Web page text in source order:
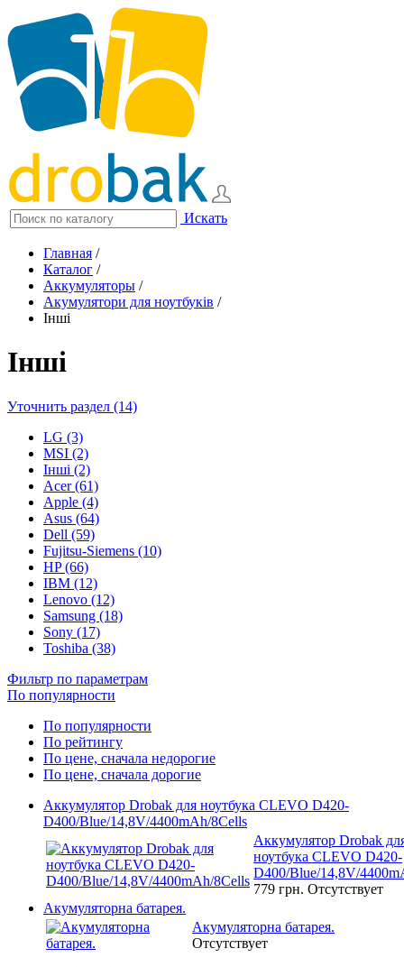
Искать
Главная /
Каталог /
Аккумуляторы /
Акумулятори для ноутбуків /
Інші
Інші
Уточнить раздел (14)
LG (3)
MSI (2)
Інші (2)
Acer (61)
Apple (4)
Asus (64)
Dell (59)
Fujitsu-Siemens (10)
HP (66)
IBM (12)
Lenovo (12)
Samsung (18)
Sony (17)
Toshiba (38)
Фильтр по параметрам
По популярности
По популярности
По рейтингу
По цене, сначала недорогие
По цене, сначала дорогие
Аккумулятор Drobak для ноутбука CLEVO D420-
D400/Blue/14,8V/4400mAh/8Cells
Аккумулятор Drobak
ноутбука CLEVO D420-
D400/Blue/14,8V/
779 грн. Отсутствует
Акумуляторна батарея.
Акумуляторна батарея.
Отсутствует